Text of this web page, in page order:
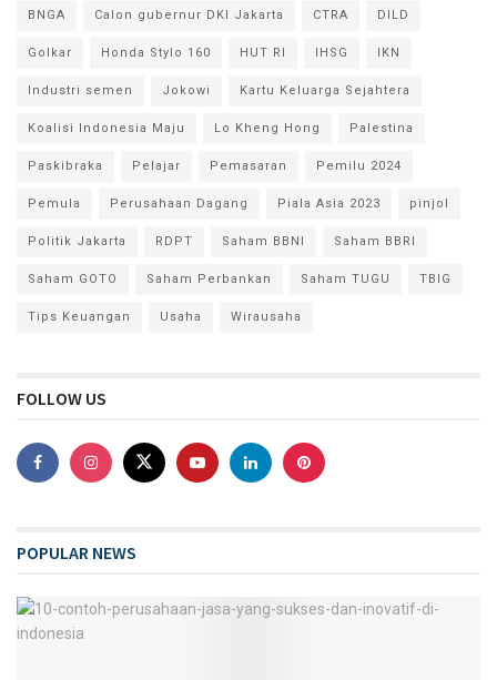
BNGA Calon gubernur DKI Jakarta CTRA DILD
Golkar Honda Stylo 160 HUT RI IHSG IKN
Industri semen Jokowi Kartu Keluarga Sejahtera
Koalisi Indonesia Maju Lo Kheng Hong Palestina
Paskibraka Pelajar Pemasaran Pemilu 2024
Pemula Perusahaan Dagang Piala Asia 2023 pinjol
Politik Jakarta RDPT Saham BBNI Saham BBRI
Saham GOTO Saham Perbankan Saham TUGU TBIG
Tips Keuangan Usaha Wirausaha
FOLLOW US
POPULAR NEWS